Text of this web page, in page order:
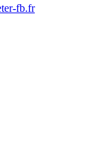
fb.fr